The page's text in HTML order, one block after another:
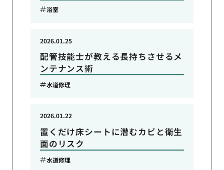
浴室
配管技能士が教える長持ちさせるメ
ンテナンス術
2026.01.25
水道修理
置くだけ床シートに潜むカビと衛生
面のリスク
2026.01.22
水道修理